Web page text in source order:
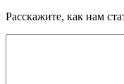
Расскажите, как нам